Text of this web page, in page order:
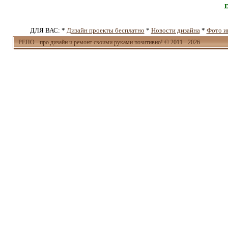
ДЛЯ ВАС: * Дизайн проекты бесплатно * Новости дизайна * Фото
РЕПО - про дизайн и ремонт своими рукамипозитивно! © 2011 - 2026